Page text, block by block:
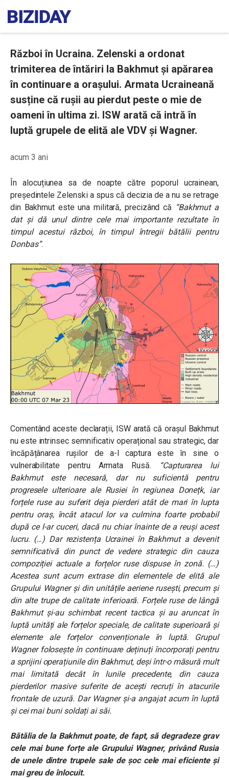
Război în Ucraina. Zelenski a ordonat
trimiterea de întăriri la Bakhmut și apărarea
în continuare a orașului. Armata Ucraineană
susține că rușii au pierdut peste o mie de
oameni în ultima zi. ISW arată că intră în
luptă grupele de elită ale VDV și Wagner.
acum 3 ani
În alocuțiunea sa de noapte către poporul ucrainean,
președintele Zelenski a spus că decizia de a nu se retrage
din Bakhmut este una militară, precizând că “Bakhmut a
dat și dă unul dintre cele mai importante rezultate în
timpul acestui război, în timpul întregii bătălii pentru
Donbas”.
Comentând aceste declarații, ISW arată că orașul Bakhmut
nu este intrinsec semnificativ operațional sau strategic, dar
încăpățânarea rușilor de a-l captura este în sine o
vulnerabilitate pentru Armata Rusă. “Capturarea lui
Bakhmut este necesară, dar nu suficientă pentru
progresele ulterioare ale Rusiei în regiunea Donețk, iar
forțele ruse au suferit deja pierderi atât de mari în lupta
pentru oraș, încât atacul lor va culmina foarte probabil
după ce l-ar cuceri, dacă nu chiar înainte de a reuși acest
lucru. (…) Dar rezistența Ucrainei în Bakhmut a devenit
semnificativă din punct de vedere strategic din cauza
compoziției actuale a forțelor ruse dispuse în zonă. (…)
Acestea sunt acum extrase din elementele de elită ale
Grupului Wagner și din unitățile aeriene rusești, precum și
din alte trupe de calitate inferioară. Forțele ruse de lângă
Bakhmut și-au schimbat recent tactica și au aruncat în
luptă unități ale forțelor speciale, de calitate superioară și
elemente ale forțelor convenționale în luptă. Grupul
Wagner folosește în continuare deținuți încorporați pentru
a sprijini operațiunile din Bakhmut, deși într-o măsură mult
mai limitată decât în lunile precedente, din cauza
pierderilor masive suferite de acești recruți în atacurile
frontale de uzură. Dar Wagner și-a angajat acum în luptă
și cei mai buni soldați ai săi.
Bătălia de la Bakhmut poate, de fapt, să degradeze grav
cele mai bune forțe ale Grupului Wagner, privând Rusia
de unele dintre trupele sale de șoc cele mai eficiente și
mai greu de înlocuit.